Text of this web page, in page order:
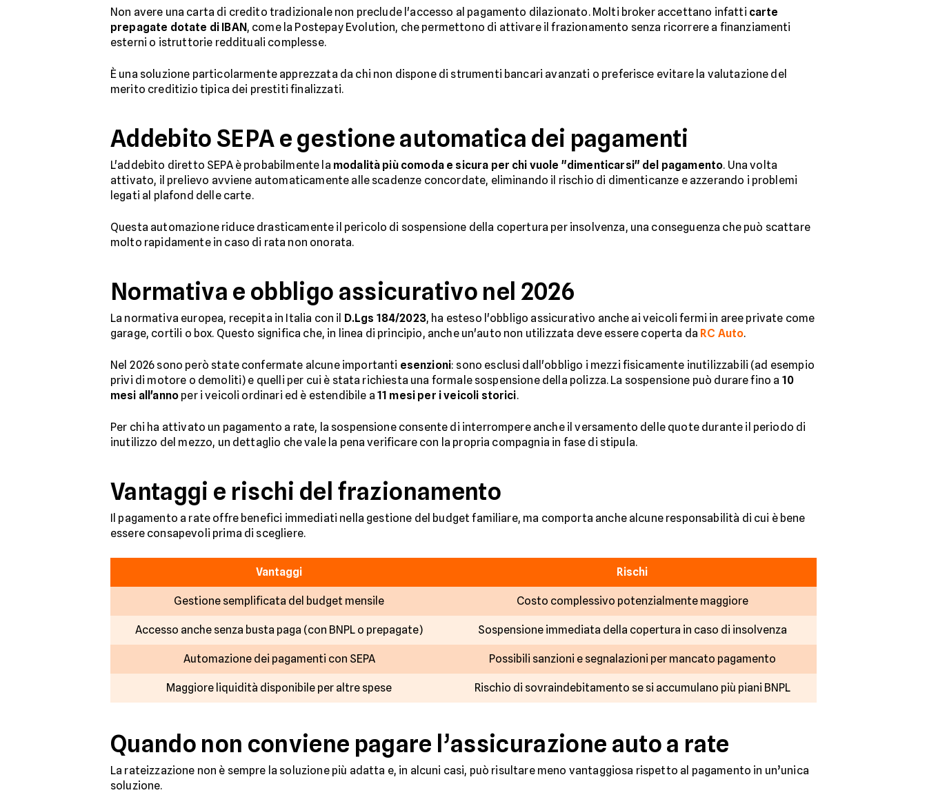
Non avere una carta di credito tradizionale non preclude l'accesso al pagamento dilazionato. Molti broker accettano infatti carte
prepagate dotate di IBAN, come la Postepay Evolution, che permettono di attivare il frazionamento senza ricorrere a finanziamenti
esterni o istruttorie reddituali complesse.
È una soluzione particolarmente apprezzata da chi non dispone di strumenti bancari avanzati o preferisce evitare la valutazione del
merito creditizio tipica dei prestiti finalizzati.
Addebito SEPA e gestione automatica dei pagamenti
L'addebito diretto SEPA è probabilmente la modalità più comoda e sicura per chi vuole "dimenticarsi" del pagamento. Una volta
attivato, il prelievo avviene automaticamente alle scadenze concordate, eliminando il rischio di dimenticanze e azzerando i problemi
legati al plafond delle carte.
Questa automazione riduce drasticamente il pericolo di sospensione della copertura per insolvenza, una conseguenza che può scattare
molto rapidamente in caso di rata non onorata.
Normativa e obbligo assicurativo nel 2026
La normativa europea, recepita in Italia con il D.Lgs 184/2023, ha esteso l'obbligo assicurativo anche ai veicoli fermi in aree private come
garage, cortili o box. Questo significa che, in linea di principio, anche un'auto non utilizzata deve essere coperta da RC Auto.
Nel 2026 sono però state confermate alcune importanti esenzioni: sono esclusi dall'obbligo i mezzi fisicamente inutilizzabili (ad esempio
privi di motore o demoliti) e quelli per cui è stata richiesta una formale sospensione della polizza. La sospensione può durare fino a 10
mesi all'anno per i veicoli ordinari ed è estendibile a 11 mesi per i veicoli storici.
Per chi ha attivato un pagamento a rate, la sospensione consente di interrompere anche il versamento delle quote durante il periodo di
inutilizzo del mezzo, un dettaglio che vale la pena verificare con la propria compagnia in fase di stipula.
Vantaggi e rischi del frazionamento
Il pagamento a rate offre benefici immediati nella gestione del budget familiare, ma comporta anche alcune responsabilità di cui è bene
essere consapevoli prima di scegliere.
Vantaggi Rischi
Gestione semplificata del budget mensile Costo complessivo potenzialmente maggiore
Accesso anche senza busta paga (con BNPL o prepagate) Sospensione immediata della copertura in caso di insolvenza
Automazione dei pagamenti con SEPA Possibili sanzioni e segnalazioni per mancato pagamento
Maggiore liquidità disponibile per altre spese Rischio di sovraindebitamento se si accumulano più piani BNPL
Quando non conviene pagare l’assicurazione auto a rate
La rateizzazione non è sempre la soluzione più adatta e, in alcuni casi, può risultare meno vantaggiosa rispetto al pagamento in un’unica
soluzione.